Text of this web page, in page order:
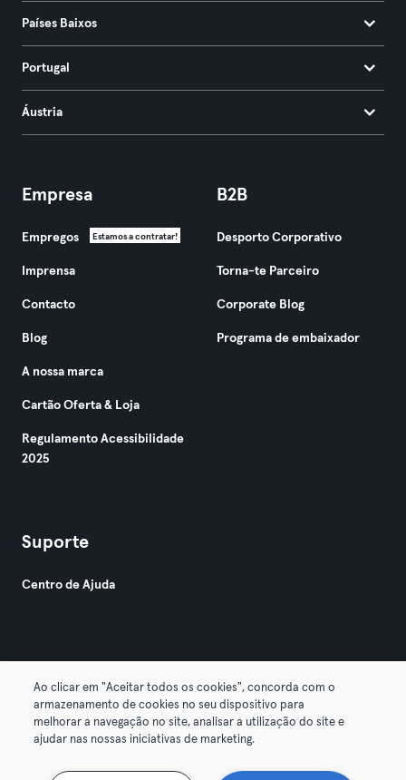
Países Baixos
Portugal
Áustria
Empresa
Empregos Estamos a contratar!
Imprensa
Contacto
Blog
A nossa marca
Cartão Oferta & Loja
Regulamento Acessibilidade
2025
B2B
Desporto Corporativo
Torna-te Parceiro
Corporate Blog
Programa de embaixador
Suporte
Centro de Ajuda
© 2026 Urban Sports Group GmbH. All rights reserved.
Termos & Condições Privacidade
Cancelar contratos aqui
Ao clicar em "Aceitar todos os cookies", concorda com o
armazenamento de cookies no seu dispositivo para
melhorar a navegação no site, analisar a utilização do site e
ajudar nas nossas iniciativas de marketing.